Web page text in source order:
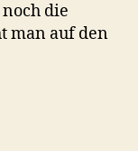
die
man auf den